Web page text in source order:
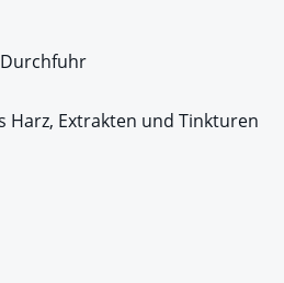
Harz, Extrakten und Tinkturen